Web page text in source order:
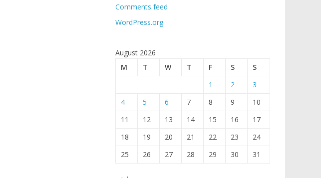
Comments feed
WordPress.org
August 2026
M
T W T F S
S
1
2
3
4
5 6 7 8 9
10
11
12 13 14 15 16
17
18
19 20 21 22 23
24
25
26 27 28 29 30 31